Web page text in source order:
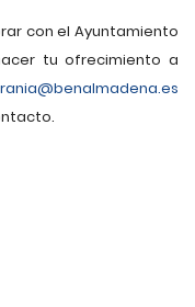
con el Ayuntamiento
tu ofrecimiento a